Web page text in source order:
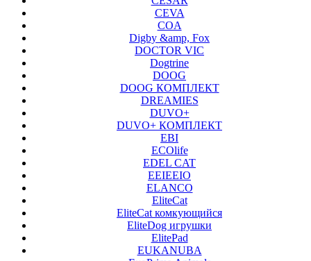
CEVA
COA
Digby &amp, Fox
DOCTOR VIC
Dogtrine
DOOG
DOOG КОМПЛЕКТ
DREAMIES
DUVO+
DUVO+ КОМПЛЕКТ
EBI
ECOlife
EDEL CAT
EEIEEIO
ELANCO
EliteCat
EliteCat комкующийся
EliteDog игрушки
ElitePad
EUKANUBA